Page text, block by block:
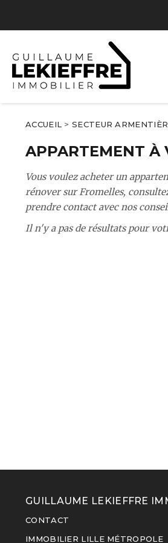
ACCUEIL >SECTEUR
APPARTEMENT À
Vous voulez acheter un
rénover sur Fromelles,
prendre contact avec nos
Il n'y a pas de résultats pour
GUILLAUME LEKIEFFRE
CONTACT
IMMOBILIER LILLE MÉTROPOLE